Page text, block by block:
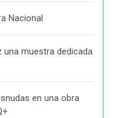
Nacional
una muestra dedicada
en una obra